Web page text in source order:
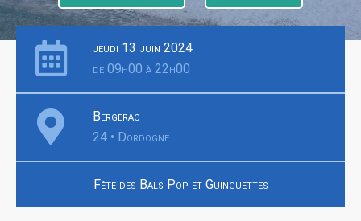
jeudi 13 juin 2024
de 09h00 à 22h00
Bergerac
24 • Dordogne
Fête des Bals Pop et Guinguettes